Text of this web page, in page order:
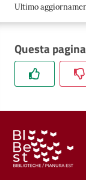
Trova
e
Calendario
Ultimo
Questa